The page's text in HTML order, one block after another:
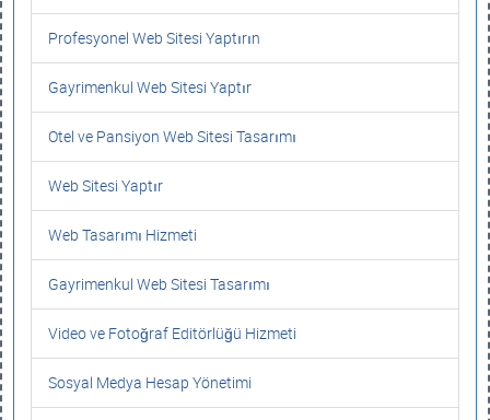
Profesyonel Web Sitesi Yaptırın
Gayrimenkul Web Sitesi Yaptır
Otel ve Pansiyon Web Sitesi Tasarımı
Web Sitesi Yaptır
Web Tasarımı Hizmeti
Gayrimenkul Web Sitesi Tasarımı
Video ve Fotoğraf Editörlüğü Hizmeti
Sosyal Medya Hesap Yönetimi